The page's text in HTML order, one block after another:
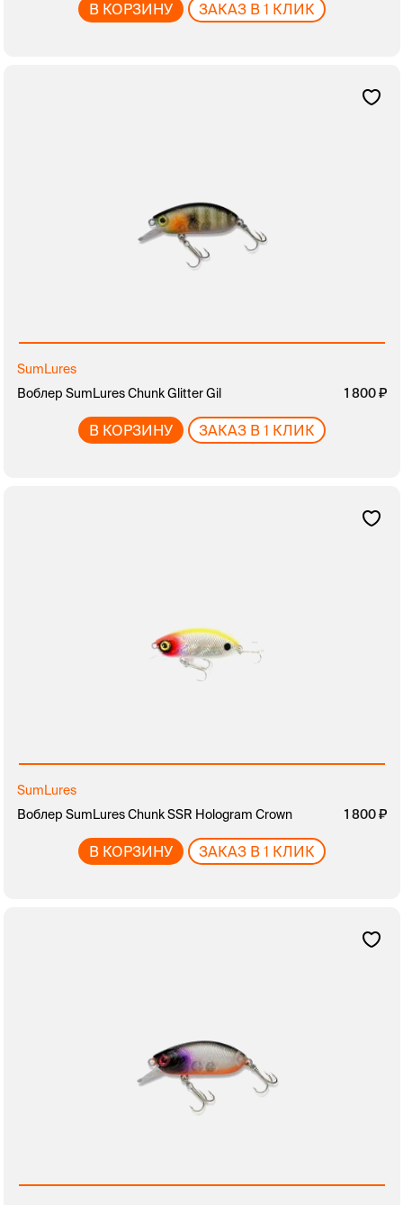
В КОРЗИНУ ЗАКАЗ В 1 КЛИК
SumLures
Воблер SumLures Chunk Glitter Gil
1 800
В КОРЗИНУ ЗАКАЗ В 1 КЛИК
SumLures
Воблер SumLures Chunk SSR Hologram Crown
1 800
В КОРЗИНУ ЗАКАЗ В 1 КЛИК